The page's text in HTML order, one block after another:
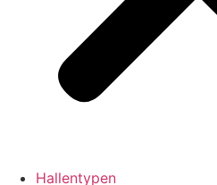
Hallentypen